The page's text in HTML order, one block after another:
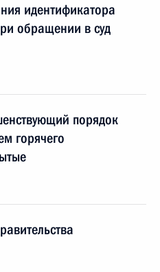
идентификатора
обращении в суд
порядок
горячего